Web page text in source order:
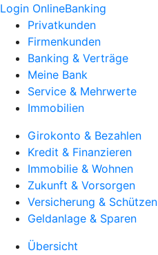
Login OnlineBanking
Privatkunden
Firmenkunden
Banking & Verträge
Meine Bank
Service & Mehrwerte
Immobilien
Girokonto & Bezahlen
Kredit & Finanzieren
Immobilie & Wohnen
Zukunft & Vorsorgen
Versicherung & Schützen
Geldanlage & Sparen
Übersicht